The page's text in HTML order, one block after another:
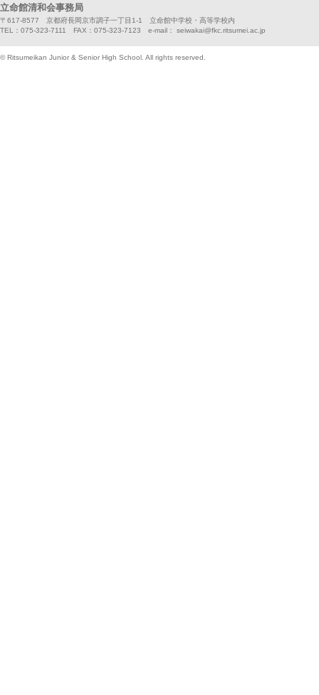
立命館清和会事務局
〒617-8577 京都府長岡京市調子一丁目1-1 立命館中学校・高等学校内
TEL：075-323-7111 FAX：075-323-7123 e-mail： seiwakai@fkc.ritsumei.ac.jp
© Ritsumeikan Junior & Senior High School. All rights reserved.